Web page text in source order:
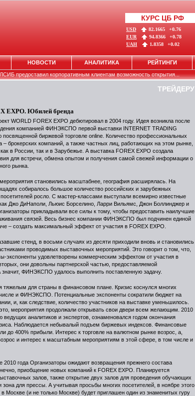
предоставил корпоративным клиентам возможность открытия...
ТРЕЙДЕРУ
EXPO. Юбилей бренда
WORLD FOREX EXPO дебютировал в 2004 году. Идея возникла после
компанией ФИНЭКСПО первой выставки INTERNET TRADING
посвященной биржевой торговле online. Количество профессиональных
– брокерских компаний, а также частных лиц, работающих на этом рынке,
в России, так и в Зарубежье. А выставка FOREX EXPO создала
для встречи, обмена опытом и получения самой свежей информации о
рынка.
становились масштабнее, география расширялась. На
собиралось большое количество российских и зарубежных
росло. С мастер-классами выступали всемирно известные
Джо ДиНаполи, Льюис Борселино, Ларри Вильямс, Джон Боллинджер и
прикладывали все силы к тому, чтобы предоставить наилучшие
связей. Весь бизнес компании ФИНЭКСПО был подчинен единой
– создать максимальный эффект от участия в FOREX EXPO.
стенд, в восьми случаях из десяти приходили вновь и становились
проводимых выставочных мероприятий. Это говорит о том, что,
экспоненты удовлетворены коммерческим эффектом от участия в
они довольны партнерской частью, предоставляемой
значит, ФИНЭКСПО удалось выполнить поставленную задачу.
тяжелым для страны в финансовом плане. Кризис коснулся многих
и ФИНЭКСПО. Потенциальные экспоненты сократили бюджет на
и, как следствие, количество участников на выставке уменьшилось.
мероприятия продолжали открывать свои двери всем желающим. 2010
ведущих аналитиков и экспертов, ознаменовался годом окончания
Наблюдается небывалый подъем биржевых индексов. Финансовые
до 400% прибыли. Интерес к торговле на валютном рынке возрос, а,
и интерес к масштабным мероприятиям в этой сфере, в том числе и
2010 года Организаторы ожидают возвращения прежнего состава
приобщение новых компаний к FOREX EXPO. Планируется
залов, также открытие двух залов для проведения обучающих
зона для прессы. А учитывая просьбы многих посетителей, в ноябре этого
в Москве (и не только Москве) будет приглашен один из знаменитых гуру
КУРС ЦБ РФ
USD 82.1665
+0.76
EUR
94.8366
+0.78
UAH
1.8358 +0.02
НОВОСТИ АНАЛИТИКА РЕЙТИНГИ